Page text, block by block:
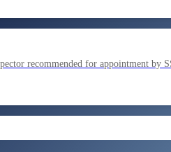
recommended for appointment by